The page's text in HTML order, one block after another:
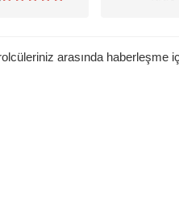
arasında haberleşme